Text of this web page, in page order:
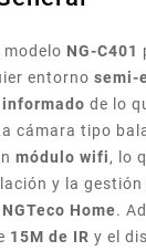
NG-C401
entorno semi-
de lo
cámara tipo
módulo wifi, lo
y la gestión
NGTeco Home.
15M de IR y el